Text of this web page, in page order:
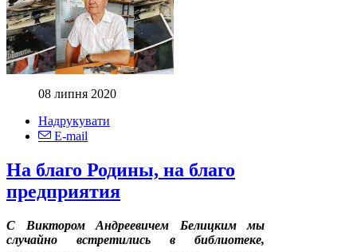
08 липня 2020
Надрукувати
E-mail
На благо Родины, на благо
предприятия
С Виктором Андреевичем Белицким мы
случайно встретились в библиотеке,